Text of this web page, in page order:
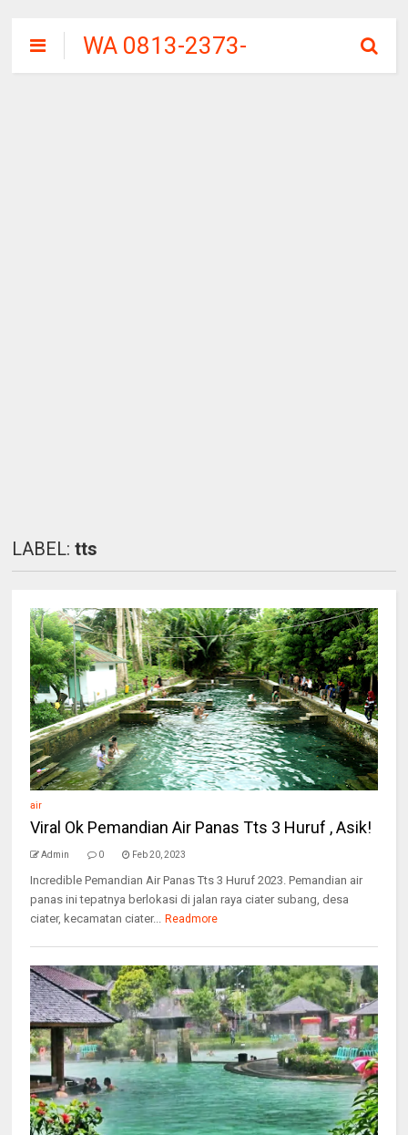
WA 0813-2373-
9973 | WALINI
LABEL:tts
air
Viral Ok Pemandian Air Panas Tts 3 Huruf , Asik!
Admin 0 Feb 20, 2023
Incredible Pemandian Air Panas Tts 3 Huruf 2023. Pemandian air
panas ini tepatnya berlokasi di jalan raya ciater subang, desa
ciater, kecamatan ciater... Readmore